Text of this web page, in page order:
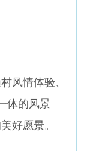
风情体验、
体的风景
好愿景。